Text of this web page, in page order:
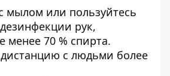
мылом или пользуйтесь
рук,
менее 70 % спирта.
с людьми более